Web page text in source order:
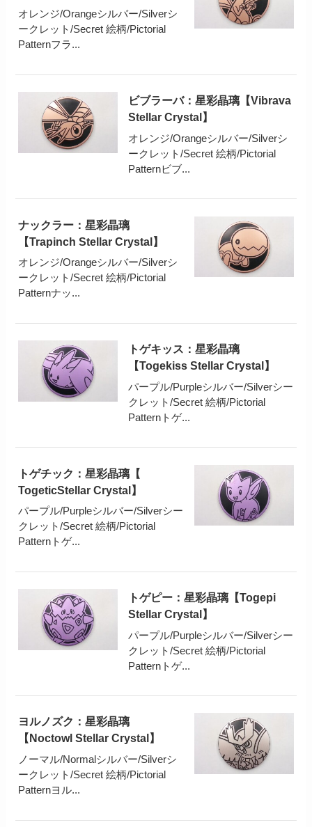
オレンジ/Orangeシルバー/Silverシ
ークレット/Secret 絵柄/Pictorial
Patternフラ...
ビブラーバ：星彩晶璃【Vibrava
Stellar Crystal】
オレンジ/Orangeシルバー/Silverシ
ークレット/Secret 絵柄/Pictorial
Patternビブ...
ナックラー：星彩晶璃
【Trapinch Stellar Crystal】
オレンジ/Orangeシルバー/Silverシ
ークレット/Secret 絵柄/Pictorial
Patternナッ...
トゲキッス：星彩晶璃
【Togekiss Stellar Crystal】
パープル/Purpleシルバー/Silverシー
クレット/Secret 絵柄/Pictorial
Patternトゲ...
トゲチック：星彩晶璃【
TogeticStellar Crystal】
パープル/Purpleシルバー/Silverシー
クレット/Secret 絵柄/Pictorial
Patternトゲ...
トゲピー：星彩晶璃【Togepi
Stellar Crystal】
パープル/Purpleシルバー/Silverシー
クレット/Secret 絵柄/Pictorial
Patternトゲ...
ヨルノズク：星彩晶璃
【Noctowl Stellar Crystal】
ノーマル/Normalシルバー/Silverシ
ークレット/Secret 絵柄/Pictorial
Patternヨル...